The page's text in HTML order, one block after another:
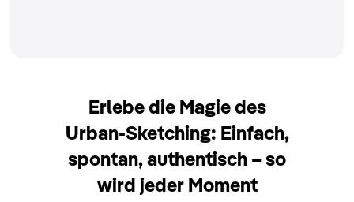
Erlebe die Magie des
Urban-Sketching: Einfach,
spontan, authentisch – so
wird jeder Moment